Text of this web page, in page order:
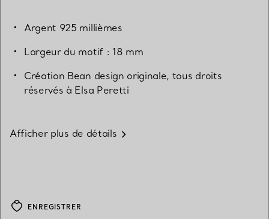
Argent 925 millièmes
Largeur du motif : 18 mm
Création Bean design originale, tous droits
réservés à Elsa Peretti
Afficher plus de détails
ENREGISTRER